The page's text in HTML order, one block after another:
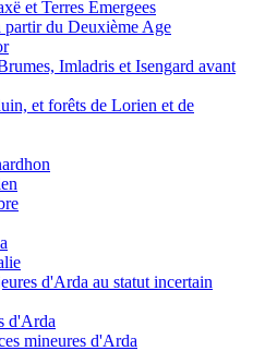
et Terres Emergees
du Deuxième Age
Imladris et Isengard avant
et forêts de Lorien et de
d'Arda au statut incertain
d'Arda
mineures d'Arda